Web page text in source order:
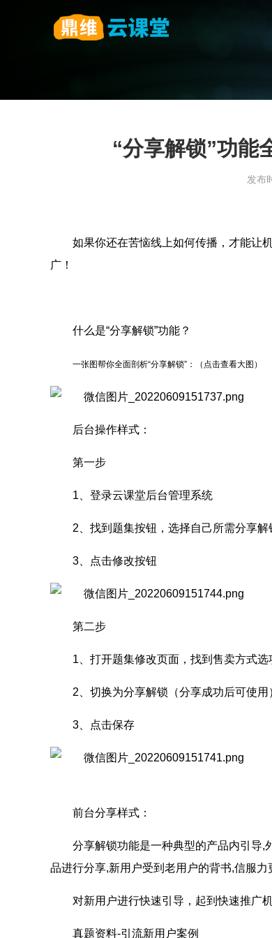
“分享解锁”功能
发布
如果你还在苦恼线上如何传播，才能让
广！
什么是“分享解锁”功能？
一张图帮你全面剖析“分享解锁”：（点击查看大图）
后台操作样式：
第一步
1、登录云课堂后台管理系统
2、找到题集按钮，选择自己所需分享解
3、点击修改按钮
第二步
1、打开题集修改页面，找到售卖方式选
2、切换为分享解锁（分享成功后可使用
3、点击保存
前台分享样式：
分享解锁功能是一种典型的产品内引导,
品进行分享,新用户受到老用户的背书,信服力
对新用户进行快速引导，起到快速推广
真题资料-引流新用户案例